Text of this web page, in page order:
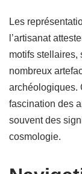
Les
l’artisanat
motifs stellaires,
nombreux
archéologiques.
fascination des
souvent des
cosmologie.